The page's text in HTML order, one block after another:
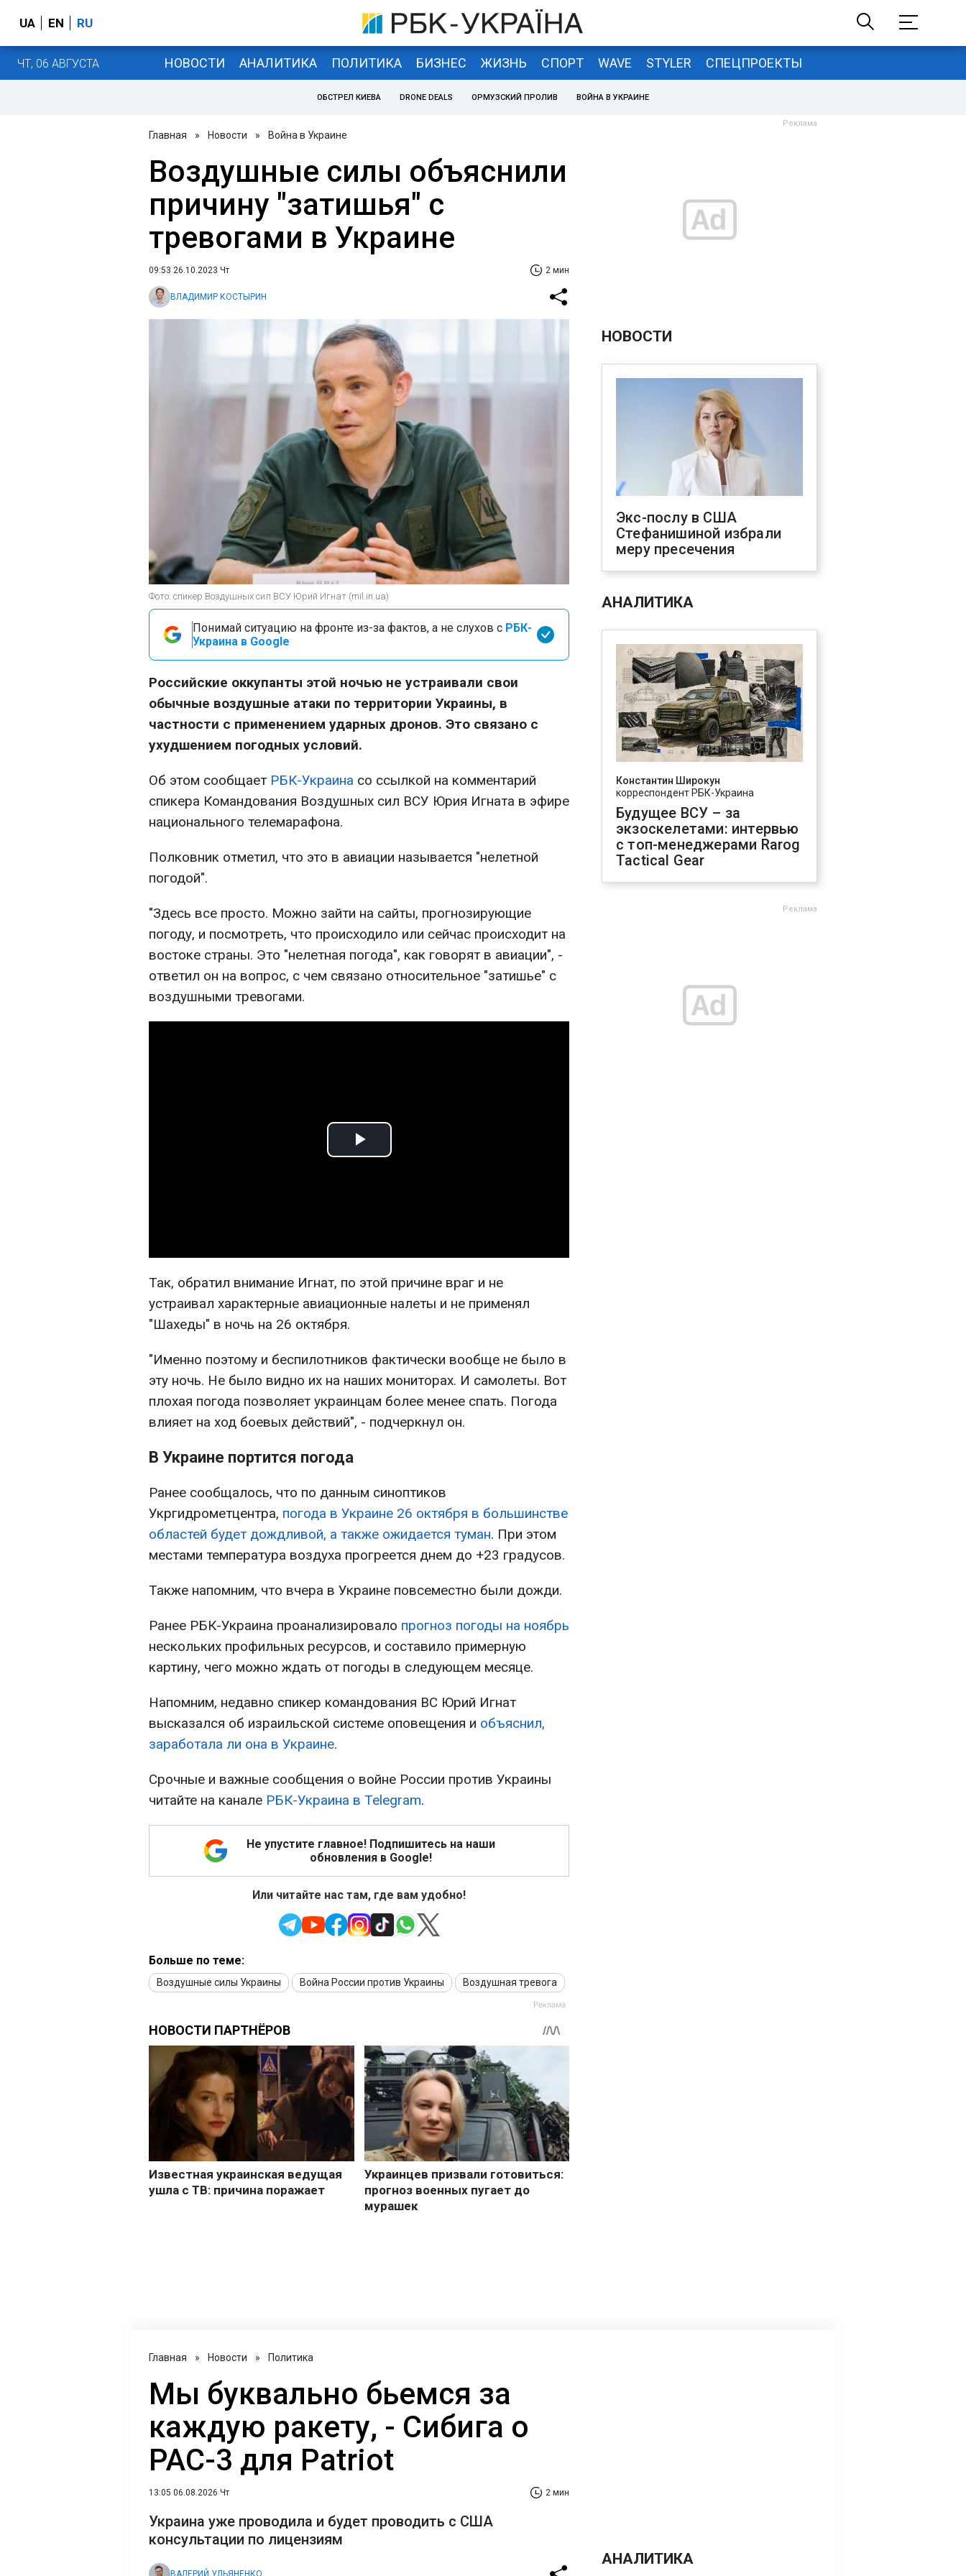
UA EN RU
ЧТ, 06 АВГУСТА НОВОСТИ АНАЛИТИКА ПОЛИТИКА БИЗНЕС ЖИЗНЬ СПОРТ WAVE STYLER СПЕЦПРОЕКТЫ
ОБСТРЕЛ КИЕВА DRONE DEALS ОРМУЗСКИЙ ПРОЛИВ ВОЙНА В УКРАИНЕ
Главная » Новости » Война в Украине
Воздушные силы объяснили
причину "затишья" с
тревогами в Украине
09:53 26.10.2023 Чт 2 мин
ВЛАДИМИР КОСТЫРИН
Фото: спикер Воздушных сил ВСУ Юрий Игнат (mil.in.ua)
Понимай ситуацию на фронте из-за фактов, а не слухов с РБК-
Украина в Google
Российские оккупанты этой ночью не устраивали свои
обычные воздушные атаки по территории Украины, в
частности с применением ударных дронов. Это связано с
ухудшением погодных условий.
Об этом сообщает РБК-Украина со ссылкой на комментарий
спикера Командования Воздушных сил ВСУ Юрия Игната в эфире
национального телемарафона.
Полковник отметил, что это в авиации называется "нелетной
погодой".
"Здесь все просто. Можно зайти на сайты, прогнозирующие
погоду, и посмотреть, что происходило или сейчас происходит на
востоке страны. Это "нелетная погода", как говорят в авиации", -
ответил он на вопрос, с чем связано относительное "затишье" с
воздушными тревогами.
Play
Так, обратил внимание Игнат, по этой причине враг и не
устраивал характерные авиационные налеты и не применял
"Шахеды" в ночь на 26 октября.
"Именно поэтому и беспилотников фактически вообще не было в
эту ночь. Не было видно их на наших мониторах. И самолеты. Вот
плохая погода позволяет украинцам более менее спать. Погода
влияет на ход боевых действий", - подчеркнул он.
В Украине портится погода
Ранее сообщалось, что по данным синоптиков
Укргидрометцентра, погода в Украине 26 октября в большинстве
областей будет дождливой, а также ожидается туман. При этом
местами температура воздуха прогреется днем до +23 градусов.
Также напомним, что вчера в Украине повсеместно были дожди.
Ранее РБК-Украина проанализировало прогноз погоды на ноябрь
нескольких профильных ресурсов, и составило примерную
картину, чего можно ждать от погоды в следующем месяце.
Напомним, недавно спикер командования ВС Юрий Игнат
высказался об израильской системе оповещения и объяснил,
заработала ли она в Украине.
Срочные и важные сообщения о войне России против Украины
читайте на канале РБК-Украина в Telegram.
Не упустите главное! Подпишитесь на наши
обновления в Google!
Или читайте нас там, где вам удобно!
Больше по теме:
Воздушные силы Украины Война России против Украины Воздушная тревога
НОВОСТИ
Экс-послу в США
Стефанишиной избрали
меру пресечения
АНАЛИТИКА
Константин Широкун
корреспондент РБК-Украина
Будущее ВСУ – за
экзоскелетами: интервью
с топ-менеджерами Rarog
Tactical Gear
Главная » Новости » Политика
Мы буквально бьемся за
каждую ракету, - Сибига о
PAC-3 для Patriot
13:05 06.08.2026 Чт 2 мин
Украина уже проводила и будет проводить с США
консультации по лицензиям
ВАЛЕРИЙ УЛЬЯНЕНКО
АНАЛИТИКА